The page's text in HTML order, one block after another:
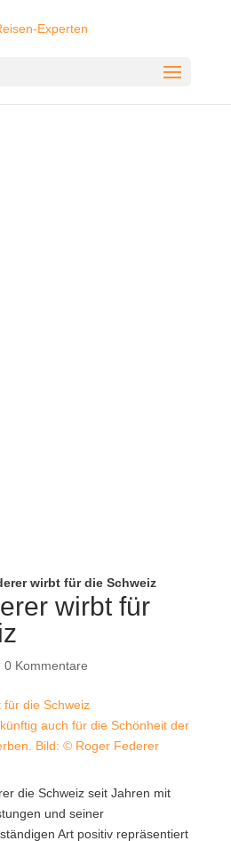
wirbt für die Schweiz
wirbt für
0 Kommentare
auch für die Schönheit der
Bild: © Roger Federer
die Schweiz seit Jahren mit
und seiner
Art positiv repräsentiert